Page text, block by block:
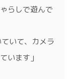
らしで遊んで
いて、カメラ
います」